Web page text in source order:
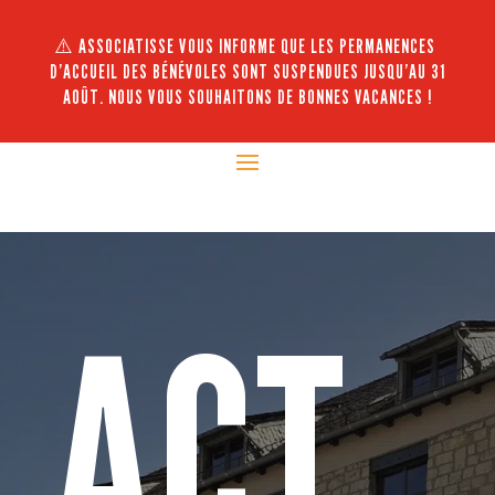
⚠️ ASSOCIATISSE VOUS INFORME QUE LES PERMANENCES
D’ACCUEIL DES BÉNÉVOLES SONT SUSPENDUES JUSQU’AU 31
AOÛT. NOUS VOUS SOUHAITONS DE BONNES VACANCES !